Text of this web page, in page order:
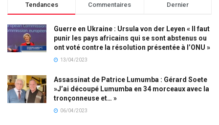
Tendances Commentaires Dernier
Guerre en Ukraine : Ursula von der Leyen « Il faut
punir les pays africains qui se sont abstenus ou
ont voté contre la résolution présentée à l’ONU »
13/04/2023
Assassinat de Patrice Lumumba : Gérard Soete
»J’ai découpé Lumumba en 34 morceaux avec la
tronçonneuse et… »
06/04/2023